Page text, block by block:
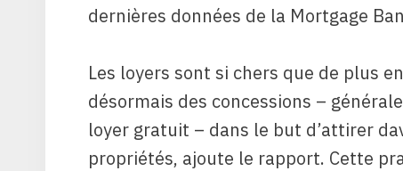
dernières données de la Mortgage
Les loyers sont si chers que de plus
désormais des concessions –
loyer gratuit – dans le but d’attirer
propriétés, ajoute le rapport. Cette